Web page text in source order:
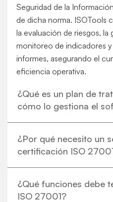
Seguridad de la
de dicha norma. ISOTools
la evaluación de riesgos,
monitoreo de indicadores
informes, asegurando el
eficiencia operativa.
¿Qué es un plan de
cómo lo gestiona el
¿Por qué necesito un
certificación ISO
¿Qué funciones debe
ISO 27001?